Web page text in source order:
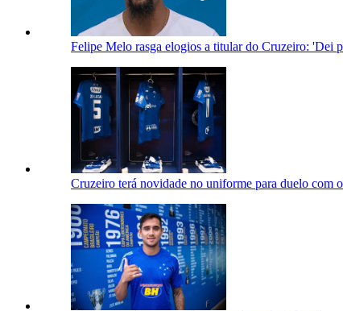
Felipe Melo rasga elogios a titular do Cruzeiro: 'Dei
Cruzeiro terá novidade no uniforme para duelo com